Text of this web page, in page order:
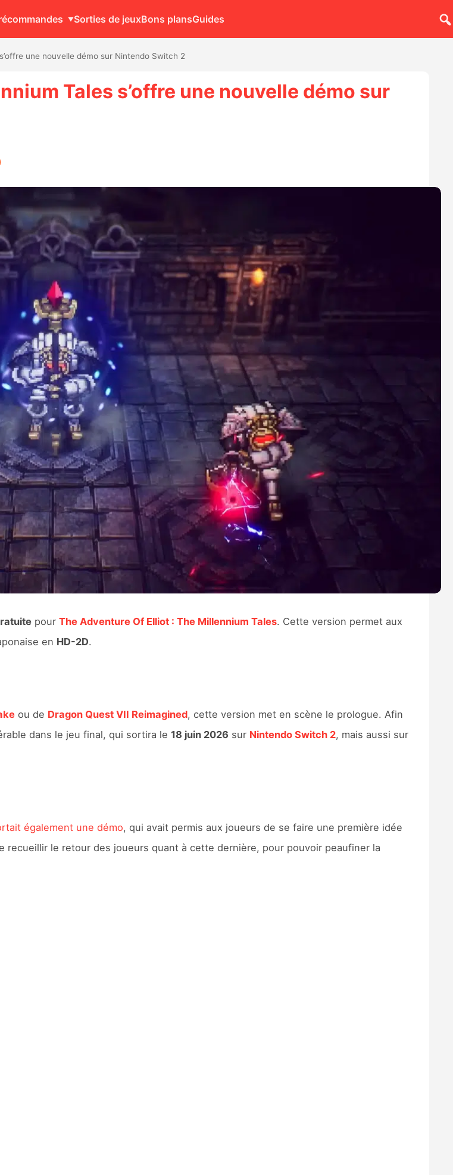
Sorties de jeuxBons plansGuides
une nouvelle démo sur Nintendo Switch 2
Tales s’offre une nouvelle démo sur
pour The Adventure Of Elliot : The Millennium Tales. Cette version permet aux
en HD-2D.
ou de Dragon Quest VII Reimagined, cette version met en scène le prologue. Afin
dans le jeu final, qui sortira le 18 juin 2026 sur Nintendo Switch 2, mais aussi sur
également une démo, qui avait permis aux joueurs de se faire une première idée
le retour des joueurs quant à cette dernière, pour pouvoir peaufiner la